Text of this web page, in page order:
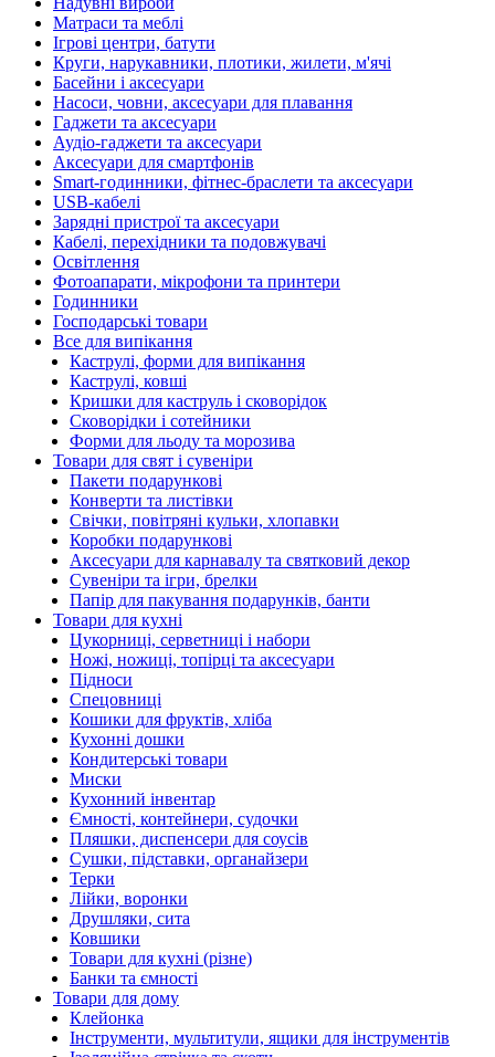
Матраси та меблі
Ігрові центри, батути
Круги, нарукавники, плотики, жилети, м'ячі
Басейни і аксесуари
Насоси, човни, аксесуари для плавання
Гаджети та аксесуари
Аудіо-гаджети та аксесуари
Аксесуари для смартфонів
Smart-годинники, фітнес-браслети та аксесуари
USB-кабелі
Зарядні пристрої та аксесуари
Кабелі, перехідники та подовжувачі
Освітлення
Фотоапарати, мікрофони та принтери
Годинники
Господарські товари
Все для випікання
Каструлі, форми для випікання
Каструлі, ковші
Кришки для каструль і сковорідок
Сковорідки і сотейники
Форми для льоду та морозива
Товари для свят і сувеніри
Пакети подарункові
Конверти та листівки
Свічки, повітряні кульки, хлопавки
Коробки подарункові
Аксесуари для карнавалу та святковий декор
Сувеніри та ігри, брелки
Папір для пакування подарунків, банти
Товари для кухні
Цукорниці, серветниці і набори
Ножі, ножиці, топірці та аксесуари
Підноси
Спецовниці
Кошики для фруктів, хліба
Кухонні дошки
Кондитерські товари
Миски
Кухонний інвентар
Ємності, контейнери, судочки
Пляшки, диспенсери для соусів
Сушки, підставки, органайзери
Терки
Лійки, воронки
Друшляки, сита
Ковшики
Товари для кухні (різне)
Банки та ємності
Товари для дому
Клейонка
Інструменти, мультитули, ящики для інструментів